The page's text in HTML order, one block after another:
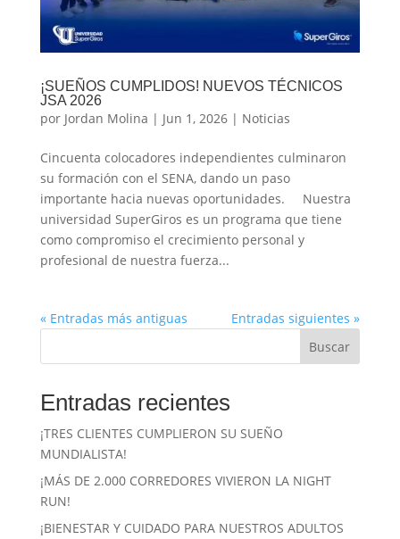
¡SUEÑOS CUMPLIDOS! NUEVOS TÉCNICOS
JSA 2026
por Jordan Molina | Jun 1, 2026| Noticias
Cincuenta colocadores independientes culminaron
su formación con el SENA, dando un paso
importante hacia nuevas oportunidades. Nuestra
universidad SuperGiros es un programa que tiene
como compromiso el crecimiento personal y
profesional de nuestra fuerza...
« Entradas más antiguas
Entradas siguientes »
Buscar
Entradas recientes
¡TRES CLIENTES CUMPLIERON SU SUEÑO
MUNDIALISTA!
¡MÁS DE 2.000 CORREDORES VIVIERON LA NIGHT
RUN!
¡BIENESTAR Y CUIDADO PARA NUESTROS ADULTOS